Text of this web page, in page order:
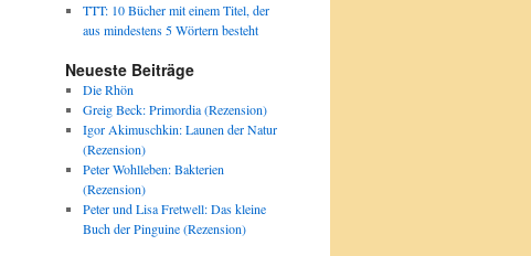
TTT: 10 Bücher mit einem Titel, der
aus mindestens 5 Wörtern besteht
Neueste Beiträge
Die Rhön
Greig Beck: Primordia (Rezension)
Igor Akimuschkin: Launen der Natur
(Rezension)
Peter Wohlleben: Bakterien
(Rezension)
Peter und Lisa Fretwell: Das kleine
Buch der Pinguine (Rezension)